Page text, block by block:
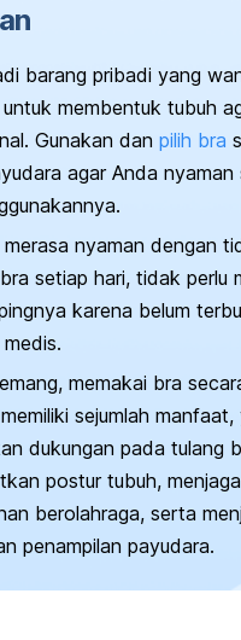
barang pribadi yang
membentuk tubuh
Gunakan dan pilih bra
agar Anda nyaman
merasa nyaman dengan
setiap hari, tidak perlu
karena belum
memakai bra
sejumlah manfaat,
dukungan pada tulang
postur tubuh, menjaga
berolahraga, serta
penampilan payudara.